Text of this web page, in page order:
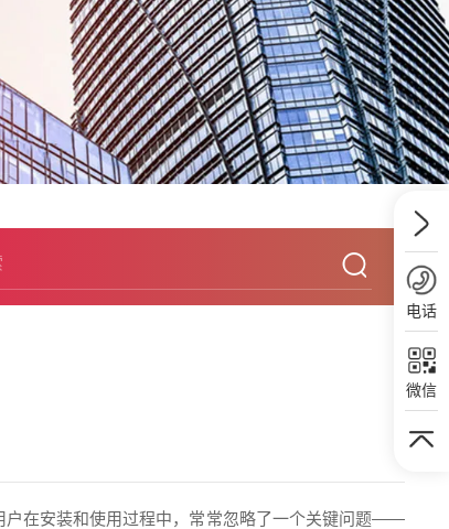
户在安装和使用过程中，常常忽略了一个关键问题——
电话
微信